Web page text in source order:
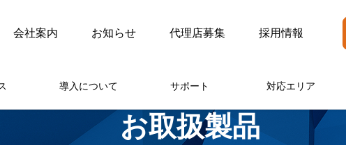
会社案内 お知らせ 代理店募集 採用情報
導入について サポート 対応エリア
お取扱製品